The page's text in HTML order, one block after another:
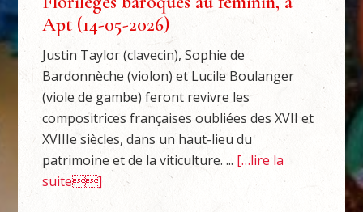
Apt (14-05-2026)
Justin Taylor (clavecin), Sophie de
Bardonnèche (violon) et Lucile Boulanger
(viole de gambe) feront revivre les
compositrices françaises oubliées des XVII et
XVIIIe siècles, dans un haut-lieu du
patrimoine et de la viticulture. ... […lire la
suite]